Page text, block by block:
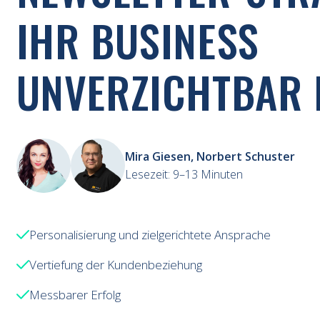
IHR BUSINESS
UNVERZICHTBAR
Mira Giesen, Norbert Schuster
Lesezeit: 9–13 Minuten
Personalisierung und zielgerichtete Ansprache
Vertiefung der Kundenbeziehung
Messbarer Erfolg